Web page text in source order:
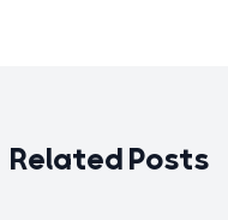
Related Posts